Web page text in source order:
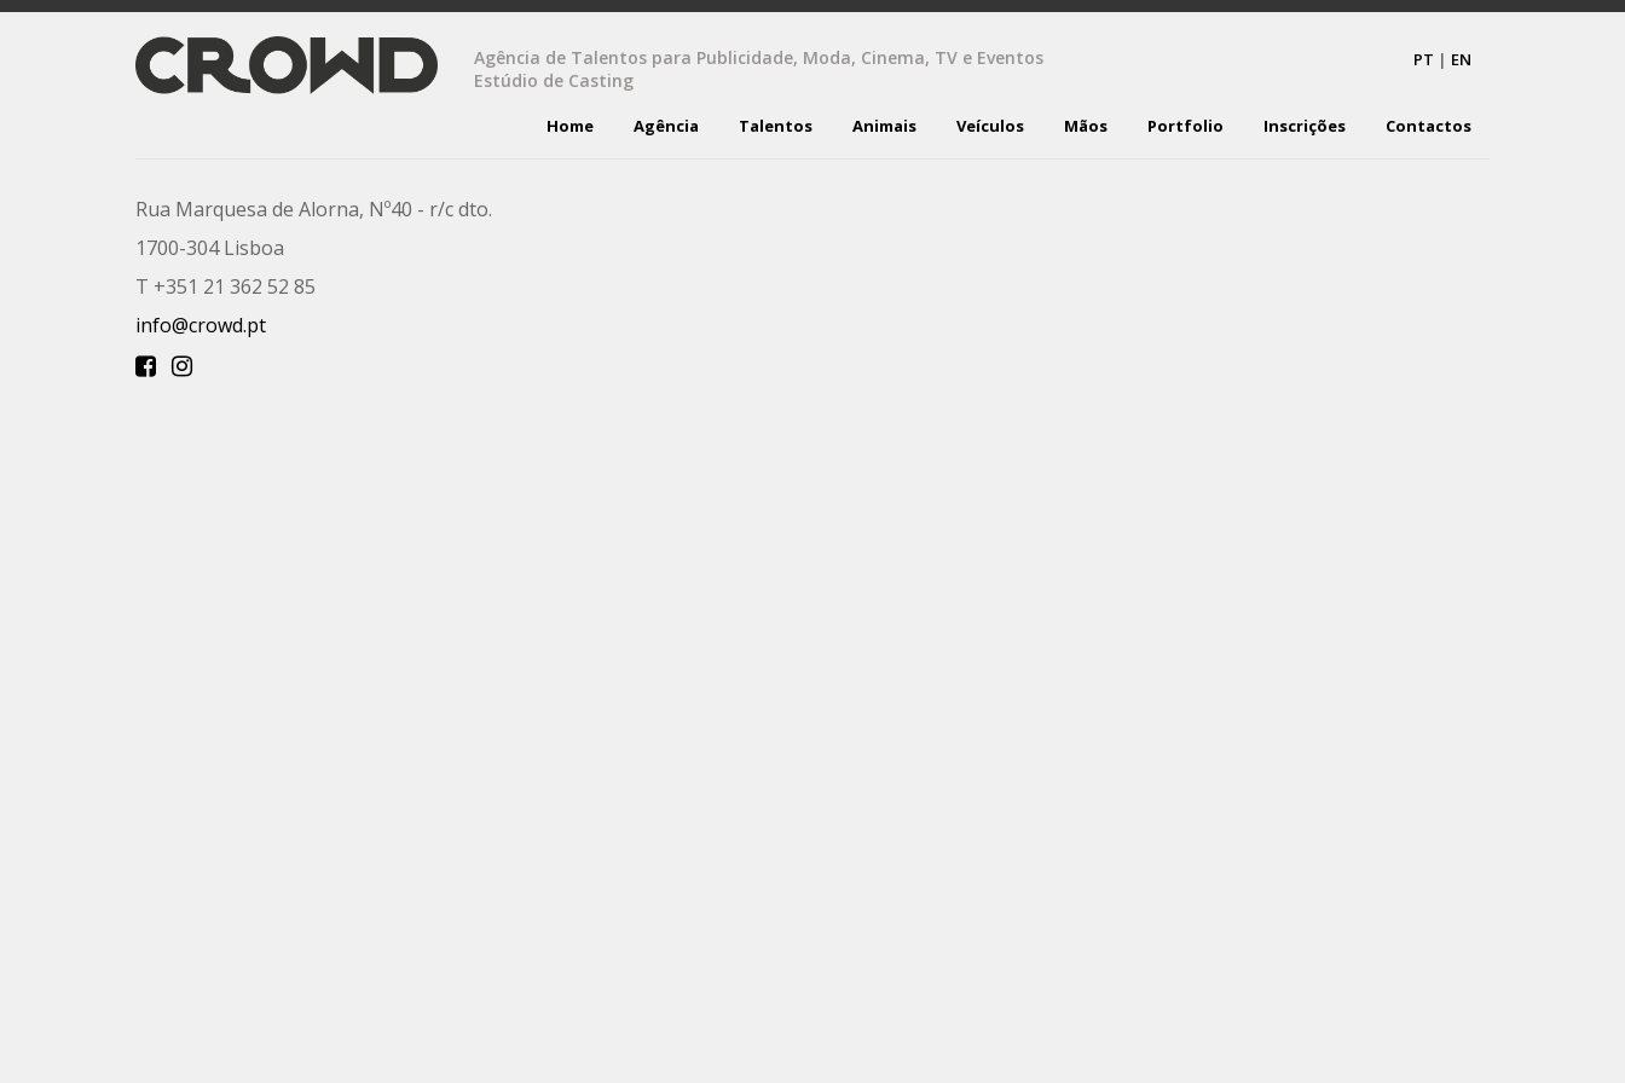
PT | EN
Agência de Talentos para Publicidade, Moda, Cinema, TV e Eventos
Estúdio de Casting
Home Agência Talentos Animais Veículos Mãos Portfolio Inscrições Contactos
Rua Marquesa de Alorna, Nº40 - r/c dto.
1700-304 Lisboa
T +351 21 362 52 85
info@crowd.pt